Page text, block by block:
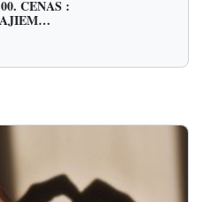
CENAS :